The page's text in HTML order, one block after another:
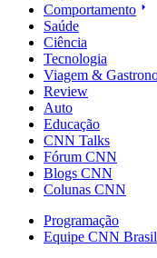
Comportamento
Saúde
Ciência
Tecnologia
Viagem &
Review
Auto
Educação
CNN Talks
Fórum CNN
Blogs CNN
Colunas CNN
Programação
Equipe CNN Brasil